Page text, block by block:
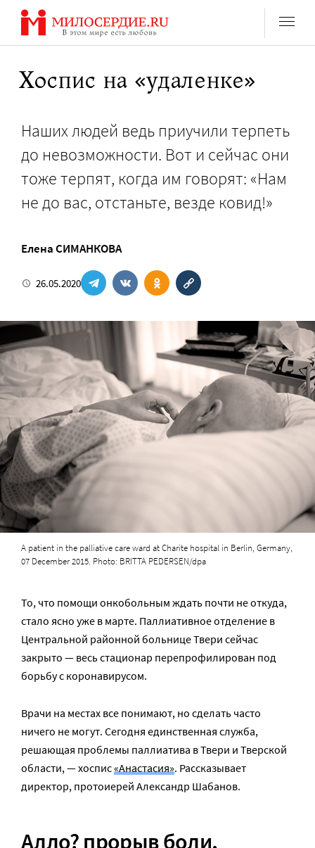
Перейти
содержанию
Хоспис на «удаленке»
Наших людей ведь приучили терпеть
до невозможности. Вот и сейчас они
тоже терпят, когда им говорят: «Нам
не до вас, отстаньте, везде ковид!»
Елена СИМАНКОВА
26.05.2020
A patient in the palliative care ward at Charite hospital in Berlin, Germany,
07 December 2015. Photo: BRITTA PEDERSEN/dpa
То, что помощи онкобольным ждать почти не откуда,
стало ясно уже в марте. Паллиативное отделение в
Центральной районной больнице Твери сейчас
закрыто — весь стационар перепрофилирован под
борьбу с коронавирусом.
Врачи на местах все понимают, но сделать часто
ничего не могут. Сегодня единственная служба,
решающая проблемы паллиатива в Твери и Тверской
области, — хоспис«Анастасия». Рассказывает
директор, протоиерей Александр Шабанов.
Алло? прорыв боли,